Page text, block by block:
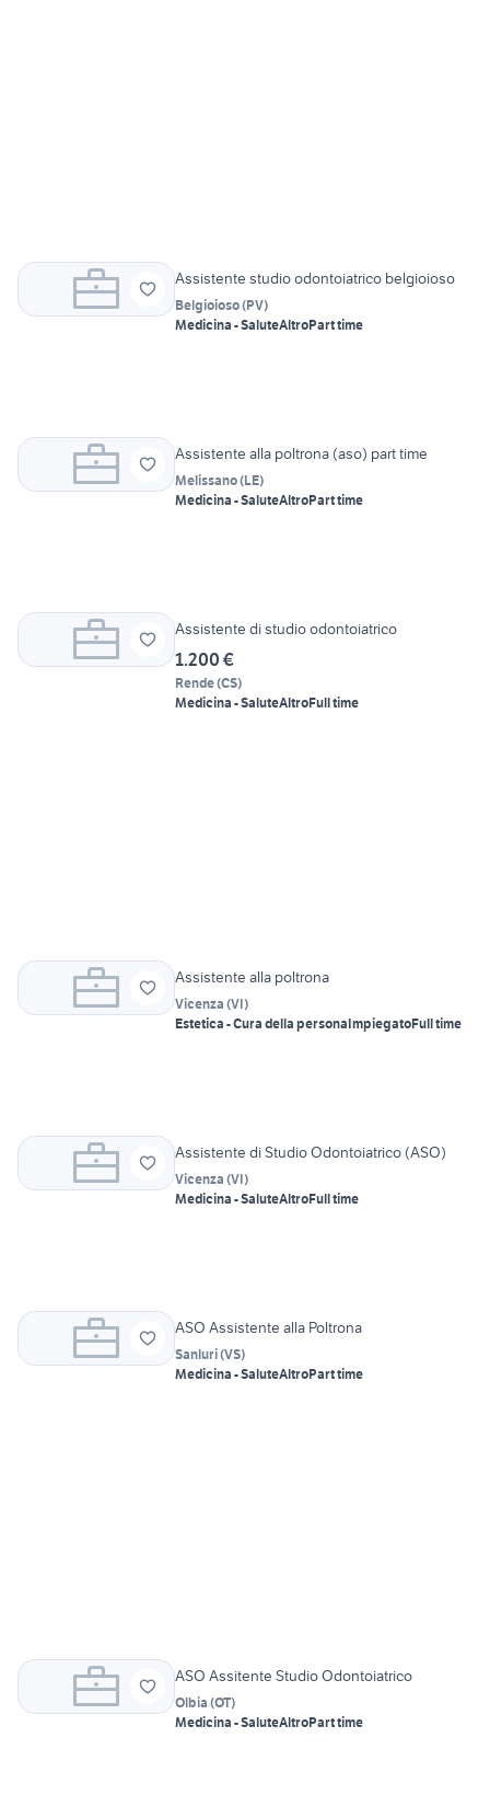
Assistente studio odontoiatrico belgioioso
Belgioioso(PV)
Medicina - SaluteAltroPart time
Assistente alla poltrona (aso) part time
Melissano(LE)
Medicina - SaluteAltroPart time
Assistente di studio odontoiatrico
1.200 €
Rende(CS)
Medicina - SaluteAltroFull time
Assistente alla poltrona
Vicenza (VI)
Estetica - Cura della personaImpiegatoFull time
Assistente di Studio Odontoiatrico (ASO)
Vicenza (VI)
Medicina - SaluteAltroFull time
ASO Assistente alla Poltrona
Sanluri(VS)
Medicina - SaluteAltroPart time
ASO Assitente Studio Odontoiatrico
Olbia (OT)
Medicina - SaluteAltroPart time